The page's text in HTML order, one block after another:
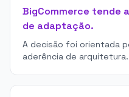
BigCommerce tende
de adaptação.
A decisão foi orientada
aderência de arquitetura.